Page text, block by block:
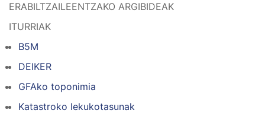
ERABILTZAILEENTZAKO ARGIBIDEAK
ITURRIAK
B5M
DEIKER
GFAko toponimia
Katastroko lekukotasunak